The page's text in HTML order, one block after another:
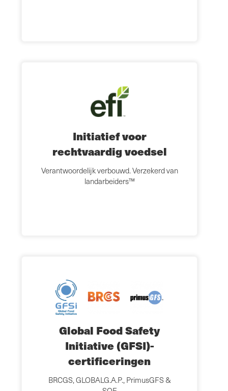
Initiatief voor
rechtvaardig voedsel
Verantwoordelijk verbouwd. Verzekerd van
landarbeiders™
Global Food Safety
Initiative (GFSI)-
certificeringen
BRCGS, GLOBALG.A.P., PrimusGFS &